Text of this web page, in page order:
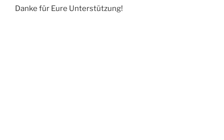
Danke für Eure Unterstützung!